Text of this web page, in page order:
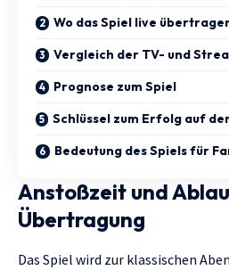
Wo das Spiel live
Vergleich der TV- und
Prognose zum Spiel
Schlüssel zum Erfolg auf
Bedeutung des Spiels für
Anstoßzeit und
Übertragung
Das Spiel wird zur klassischen